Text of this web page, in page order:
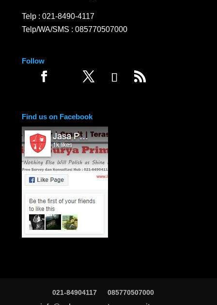
Telp : 021-8490-4117
Telp/WA/SMS : 085770507000
Follow
Find us on Facebook
021-84904117
085770507000